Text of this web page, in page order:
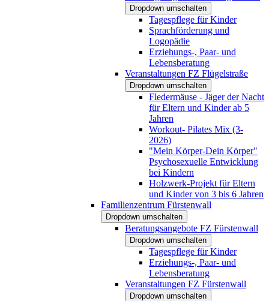
Dropdown umschalten
Tagespflege für Kinder
Sprachförderung und
Logopädie
Erziehungs-, Paar- und
Lebensberatung
Veranstaltungen FZ Flügelstraße
Dropdown umschalten
Fledermäuse - Jäger der Nacht
für Eltern und Kinder ab 5
Jahren
Workout- Pilates Mix (3-
2026)
"Mein Körper-Dein Körper"
Psychosexuelle Entwicklung
bei Kindern
Holzwerk-Projekt für Eltern
und Kinder von 3 bis 6 Jahren
Familienzentrum Fürstenwall
Dropdown umschalten
Beratungsangebote FZ Fürstenwall
Dropdown umschalten
Tagespflege für Kinder
Erziehungs-, Paar- und
Lebensberatung
Veranstaltungen FZ Fürstenwall
Dropdown umschalten